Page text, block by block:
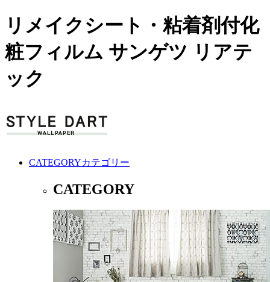
リメイクシート・粘着剤付化
粧フィルム サンゲツ リアテ
ック
CATEGORYカテゴリー
CATEGORY